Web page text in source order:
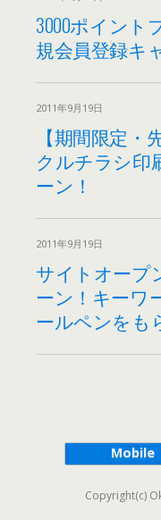
3000ポイント
規会員登録キ
2011年9月19日
【期間限定・
クルチラシ印
ーン！
2011年9月19日
サイトオープ
ーン！キーワ
ールペンをも
Mobile
Copyright(c)